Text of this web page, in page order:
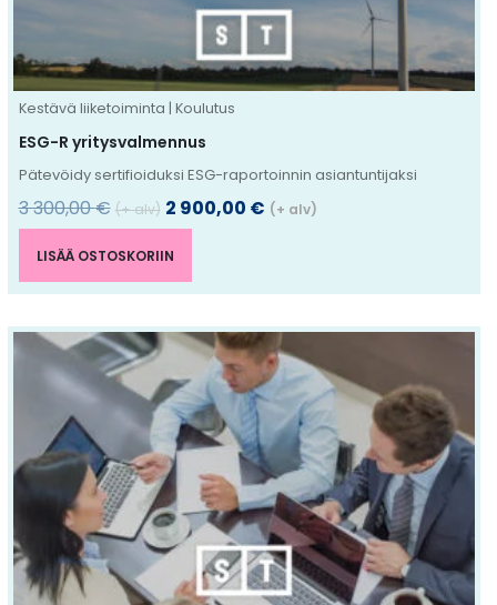
Kestävä liiketoiminta | Koulutus
ESG-R yritysvalmennus
Pätevöidy sertifioiduksi ESG-raportoinnin asiantuntijaksi
3 300,00€ (+ alv) 2 900,00 € (+ alv)
LISÄÄ OSTOSKORIIN
Tällä
tuotteella
on
useampi
muunnelma.
Voit
tehdä
valinnat
tuotteen